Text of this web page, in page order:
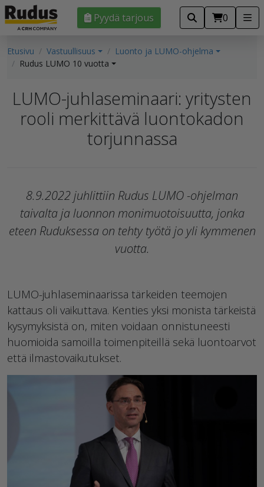
Pyydä tarjous 0
Etusivu Vastuullisuus
Luonto ja LUMO-ohjelma
Rudus LUMO 10 vuotta
LUMO-juhlaseminaari: yritysten
rooli merkittävä luontokadon
torjunnassa
8.9.2022 juhlittiin Rudus LUMO -ohjelman
taivalta ja luonnon monimuotoisuutta, jonka
eteen Ruduksessa on tehty työtä jo yli kymmenen
vuotta.
LUMO-juhlaseminaarissa tärkeiden teemojen
kattaus oli vaikuttava. Kenties yksi monista tärkeistä
kysymyksistä on, miten voidaan onnistuneesti
huomioida samoilla toimenpiteillä sekä luontoarvot
että ilmastovaikutukset.